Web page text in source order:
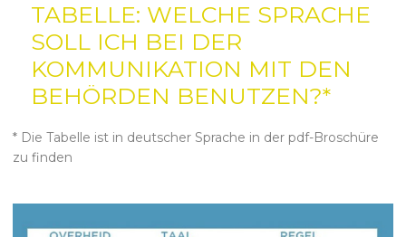
TABELLE: WELCHE SPRACHE
SOLL ICH BEI DER
KOMMUNIKATION MIT DEN
BEHÖRDEN BENUTZEN?*
* Die Tabelle ist in deutscher Sprache in der pdf-Broschüre
zu finden